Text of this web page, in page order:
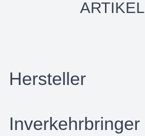
ARTIKEL
Hersteller
Inverkehrbringer